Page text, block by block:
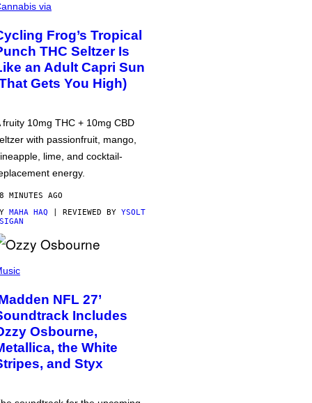
via
Frog’s Tropical
THC Seltzer Is
an Adult Capri Sun
Gets You High)
fruity 10mg THC + 10mg CBD
with passionfruit, mango,
lime, and cocktail-
energy.
MINUTES AGO
MAHA HAQ | REVIEWED BY YSOLT
NFL 27’
Includes
Osbourne,
the White
and Styx